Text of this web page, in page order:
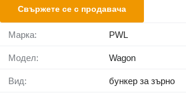
Свържете се с продавача
Марка: PWL
Модел: Wagon
Вид: бункер за зърно